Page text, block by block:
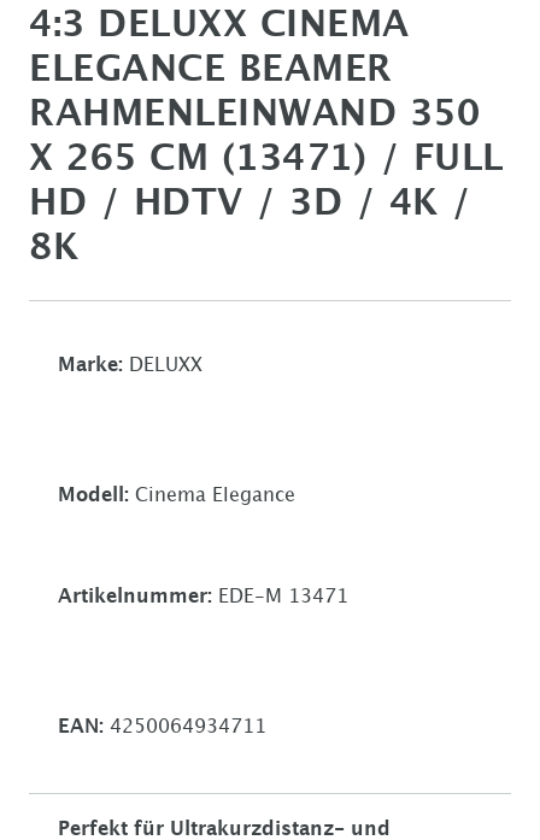
4:3 DELUXX CINEMA
ELEGANCE BEAMER
RAHMENLEINWAND 350
X 265 CM (13471) / FULL
HD / HDTV / 3D / 4K /
8K
Marke: DELUXX
Modell: Cinema Elegance
Artikelnummer: EDE-M 13471
EAN: 4250064934711
Perfekt für Ultrakurzdistanz- und